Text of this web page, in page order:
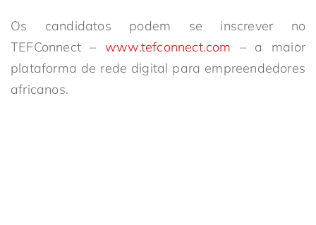
Os candidatos podem se inscrever no
TEFConnect – www.tefconnect.com – a maior
plataforma de rede digital para empreendedores
africanos.